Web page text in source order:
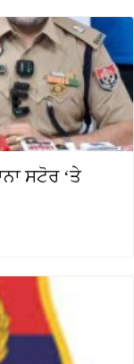
ਸਟੋਰ ‘ਤੇ